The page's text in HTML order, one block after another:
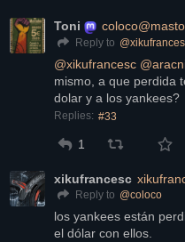
Toni
Reply to @
@xikufrancesc @
mismo, a que perdida
dolar y a los yankees?
Replies: #33
1
xikufrancesc
Reply to @coloco
los yankees están
el dólar con ellos.